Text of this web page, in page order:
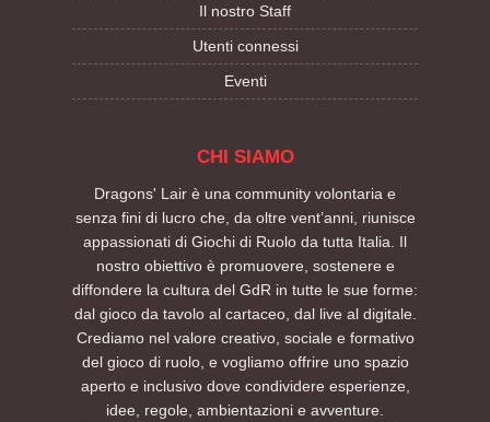
Il nostro Staff
Utenti connessi
Eventi
CHI SIAMO
Dragons' Lair è una community volontaria e
senza fini di lucro che, da oltre vent’anni, riunisce
appassionati di Giochi di Ruolo da tutta Italia. Il
nostro obiettivo è promuovere, sostenere e
diffondere la cultura del GdR in tutte le sue forme:
dal gioco da tavolo al cartaceo, dal live al digitale.
Crediamo nel valore creativo, sociale e formativo
del gioco di ruolo, e vogliamo offrire uno spazio
aperto e inclusivo dove condividere esperienze,
idee, regole, ambientazioni e avventure.